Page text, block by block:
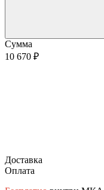
Сумма
10 670 ₽
Доставка
Оплата